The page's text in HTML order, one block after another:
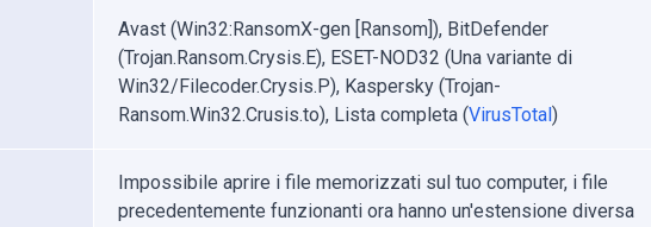
Avast (Win32:RansomX-gen [Ransom]), BitDefender
(Trojan.Ransom.Crysis.E), ESET-NOD32 (Una variante di
Win32/Filecoder.Crysis.P), Kaspersky (Trojan-
Ransom.Win32.Crusis.to), Lista completa (VirusTotal)
Impossibile aprire i file memorizzati sul tuo computer, i file
precedentemente funzionanti ora hanno un'estensione diversa